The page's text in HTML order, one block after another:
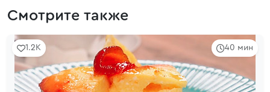
Смотрите также
40 мин
1.2K